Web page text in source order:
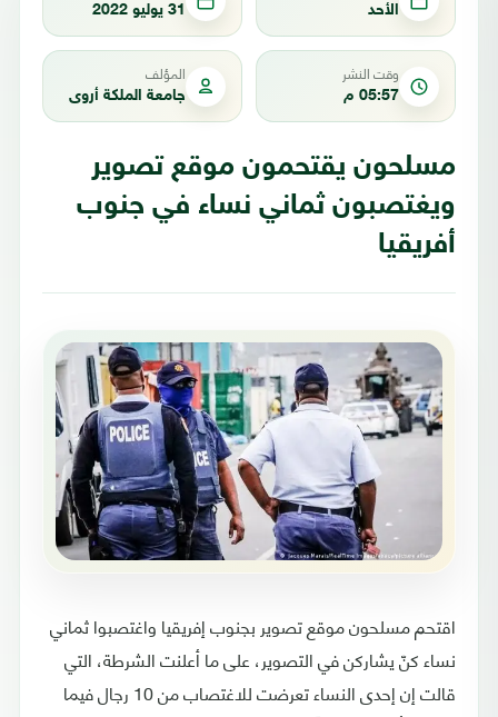
الأحد 31 يوليو 2022
وقت النشر
05:57 م
المؤلف
جامعة الملكة أروى
مسلحون يقتحمون موقع تصوير
ويغتصبون ثماني نساء في جنوب
أفريقيا
اقتحم مسلحون موقع تصوير بجنوب إفريقيا واغتصبوا ثماني
نساء كنّ يشاركن في التصوير، على ما أعلنت الشرطة، التي
قالت إن إحدى النساء تعرضت للاغتصاب من 10 رجال فيما